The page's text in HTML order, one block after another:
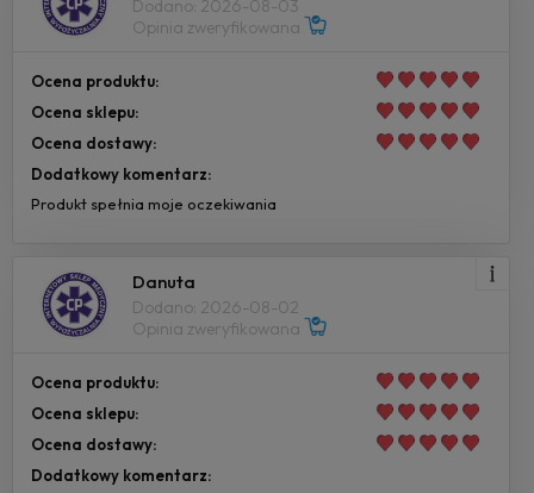
Dodano: 2026-08-03
Opinia zweryfikowana
Ocena produktu:
Ocena sklepu:
Ocena dostawy:
Dodatkowy komentarz:
Produkt spełnia moje oczekiwania
Danuta
Dodano: 2026-08-02
Opinia zweryfikowana
Ocena produktu:
Ocena sklepu:
Ocena dostawy:
Dodatkowy komentarz: